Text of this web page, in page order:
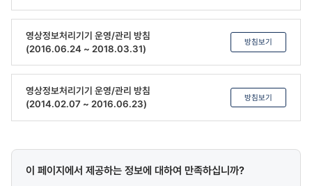
영상정보처리기기 운영/관리 방침
(2016.06.24 ~ 2018.03.31)
방침보기
영상정보처리기기 운영/관리 방침
(2014.02.07 ~ 2016.06.23)
방침보기
콘텐츠
이 페이지에서 제공하는 정보에 대하여 만족하십니까?